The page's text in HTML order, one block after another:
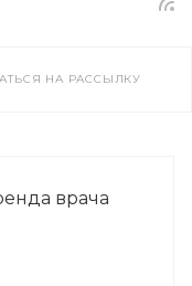
НА РАССЫЛКУ
врача